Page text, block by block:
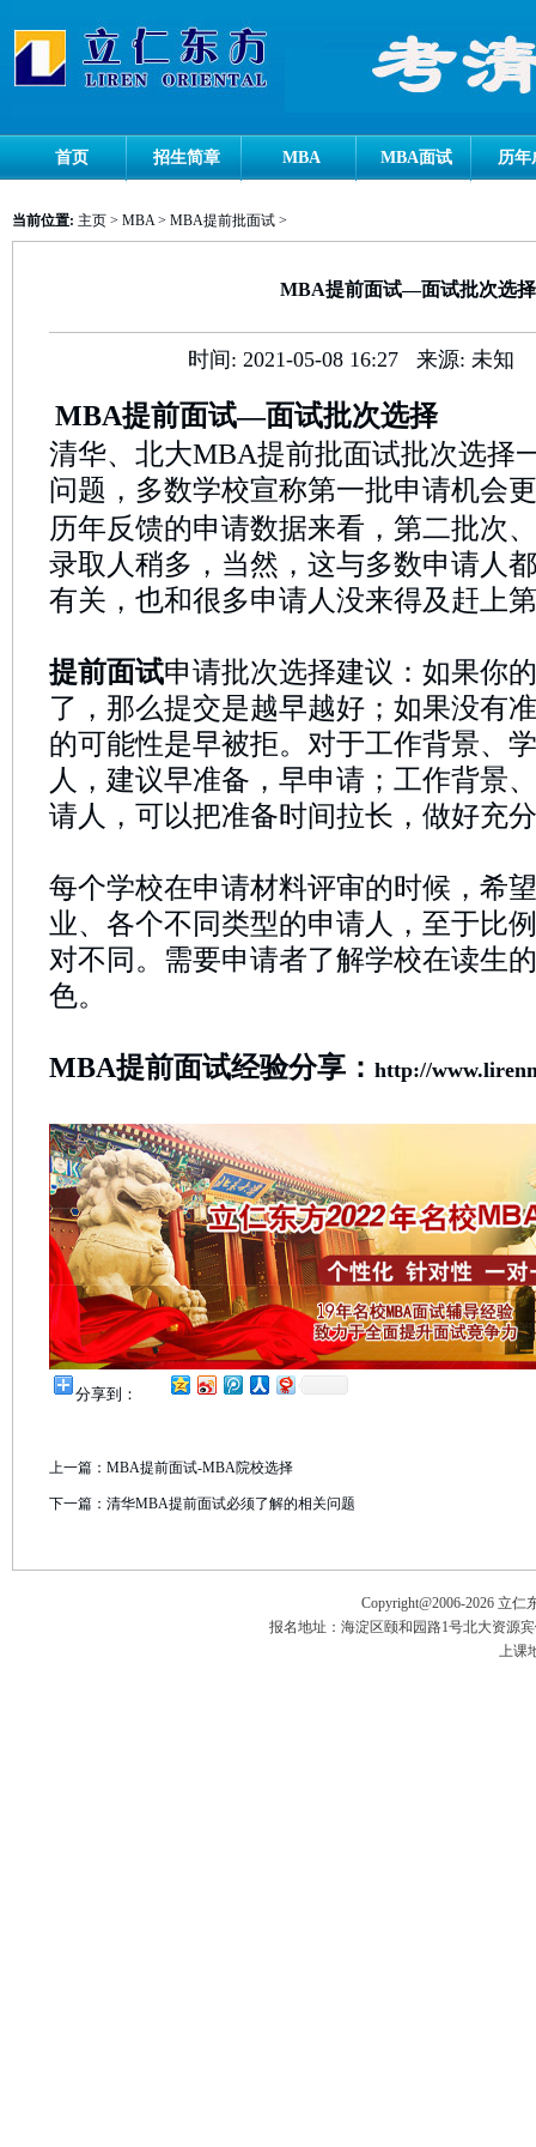
首页 招生简章 MBA MBA面试 历年
当前位置: 主页 > MBA> MBA提前批面试 >
MBA提前面试—面试批次选择
时间: 2021-05-08 16:27 来源: 未知
MBA提前面试—面试批次选择
清华、北大MBA提前批面试批次选择
问题，多数学校宣称第一批申请机会
历年反馈的申请数据来看，第二批次
录取人稍多，当然，这与多数申请人
有关，也和很多申请人没来得及赶上
提前面试申请批次选择建议：如果你
了，那么提交是越早越好；如果没有
的可能性是早被拒。对于工作背景、
人，建议早准备，早申请；工作背景
请人，可以把准备时间拉长，做好充
每个学校在申请材料评审的时候，希
业、各个不同类型的申请人，至于比
对不同。需要申请者了解学校在读生
色。
MBA提前面试经验分享： http://
分享到：
上一篇： MBA提前面试-MBA院校选择
下一篇： 清华MBA提前面试必须了解的相关问题
Copyright@2006-2026 立仁
报名地址：海淀区颐和园路1号北大资源
上课